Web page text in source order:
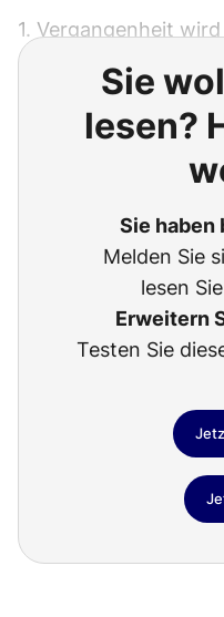
1. Vergangenheit
Sie
lesen?
Sie haben
Melden Sie
lesen
Erweitern
Testen Sie